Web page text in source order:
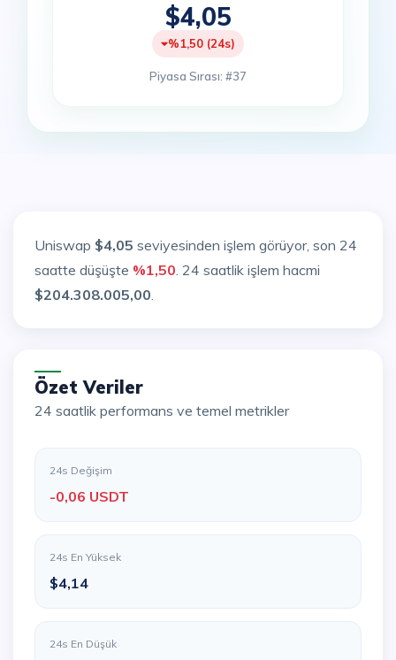
$4,05
%1,50 (24s)
Piyasa Sırası: #37
Uniswap $4,05 seviyesinden işlem görüyor, son 24
saatte düşüşte %1,50. 24 saatlik işlem hacmi
$204.308.005,00.
Özet Veriler
24 saatlik performans ve temel metrikler
24s Değişim
-0,06 USDT
24s En Yüksek
$4,14
24s En Düşük